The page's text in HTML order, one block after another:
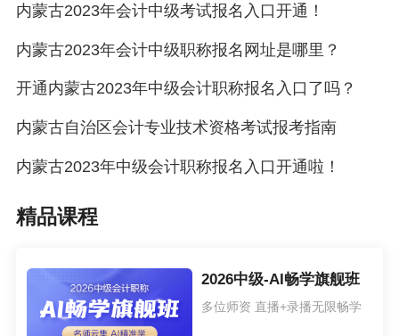
​内蒙古2023年会计中级考试报名入口开通！
​内蒙古2023年会计中级职称报名网址是哪里？
开通内蒙古2023年中级会计职称报名入口了吗？
内蒙古自治区会计专业技术资格考试报考指南
内蒙古2023年中级会计职称报名入口开通啦！
精品课程
2026中级-AI畅学旗舰班
多位师资 直播+录播无限畅学